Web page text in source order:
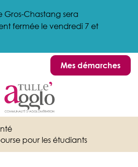
Gros-Chastang sera
fermée le vendredi 7 et
FacebookInstagram
le compte LinkedinMes démarches
pour les étudiants